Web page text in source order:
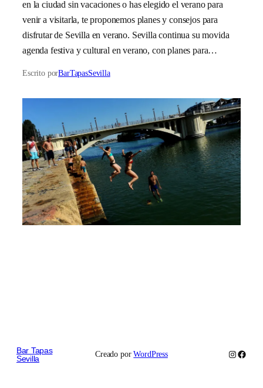
en la ciudad sin vacaciones o has elegido el verano para
venir a visitarla, te proponemos planes y consejos para
disfrutar de Sevilla en verano. Sevilla continua su movida
agenda festiva y cultural en verano, con planes para…
Escrito porBarTapasSevilla
Bar Tapas
Sevilla
Creado porWordPress Instagram